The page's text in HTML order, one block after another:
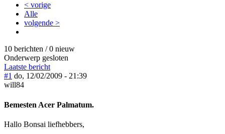
< vorige
Alle
volgende >
10 berichten / 0 nieuw
Onderwerp gesloten
Laatste bericht
#1 do, 12/02/2009 - 21:39
will84
Bemesten Acer Palmatum.
Hallo Bonsai liefhebbers,